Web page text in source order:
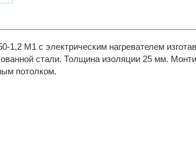
M1 с электрическим нагревателем
стали. Толщина изоляции 25 мм.
потолком.